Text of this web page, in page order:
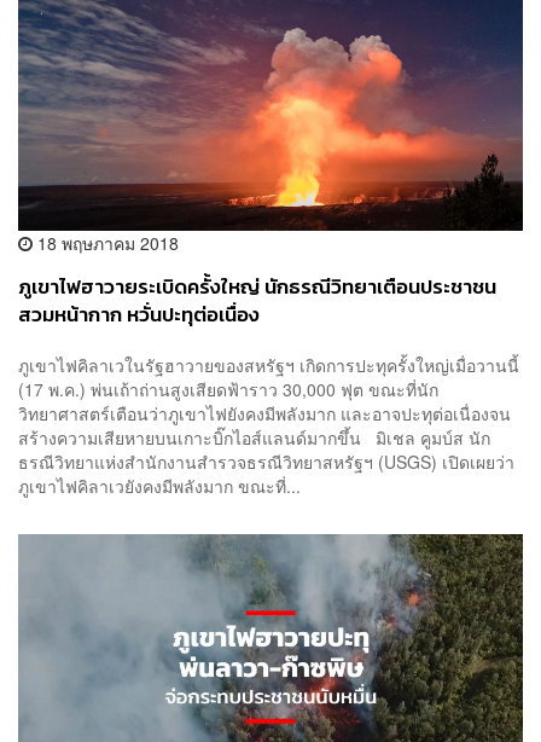
18 พฤษภาคม 2018
ภูเขาไฟฮาวายระเบิดครั้งใหญ่ นักธรณีวิทยาเตือนประชาชน
สวมหน้ากาก หวั่นปะทุต่อเนื่อง
ภูเขาไฟคิลาเวในรัฐฮาวายของสหรัฐฯ เกิดการปะทุครั้งใหญ่เมื่อวานนี้
(17 พ.ค.) พ่นเถ้าถ่านสูงเสียดฟ้าราว 30,000 ฟุต ขณะที่นัก
วิทยาศาสตร์เตือนว่าภูเขาไฟยังคงมีพลังมาก และอาจปะทุต่อเนื่องจน
สร้างความเสียหายบนเกาะบิ๊กไอส์แลนด์มากขึ้น มิเชล คูมบ์ส นัก
ธรณีวิทยาแห่งสำนักงานสำรวจธรณีวิทยาสหรัฐฯ (USGS) เปิดเผยว่า
ภูเขาไฟคิลาเวยังคงมีพลังมาก ขณะที่...